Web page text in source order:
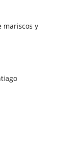
mariscos y